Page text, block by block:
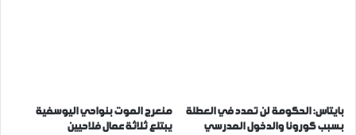
بايتاس: الحكومة لن تمدد في العطلة
بسبب كورونا والدخول المدرسي
منعرج الموت بنواحي اليوسفية
يبتلع ثلاثة عمال فلاحيين